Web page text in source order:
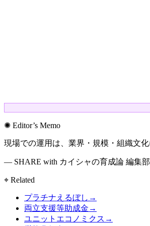
✺ Editor’s Memo
現場での運用は、業界・規模・組織文
— SHARE with カイシャの育成論 編集部
⌖ Related
プラチナえるぼし →
両立支援等助成金 →
ユニットエコノミクス →